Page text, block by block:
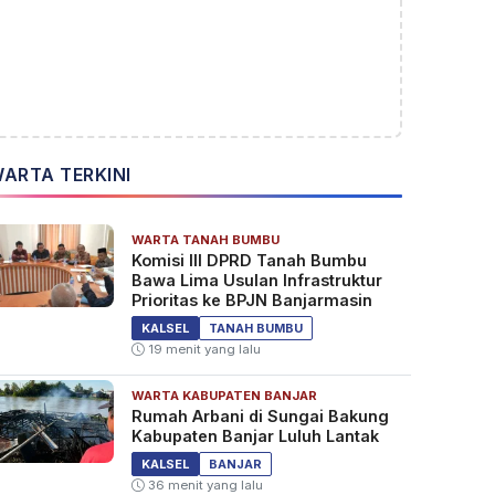
TERKINI
WARTA TANAH BUMBU
Komisi III DPRD Tanah Bumbu
Bawa Lima Usulan Infrastruktur
Prioritas ke BPJN Banjarmasin
KALSEL
TANAH BUMBU
19 menit yang lalu
WARTA KABUPATEN BANJAR
Rumah Arbani di Sungai Bakung
Kabupaten Banjar Luluh Lantak
KALSEL
BANJAR
36 menit yang lalu